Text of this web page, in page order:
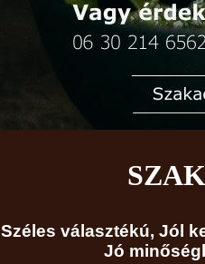
Széles választékú, Jól
Jó